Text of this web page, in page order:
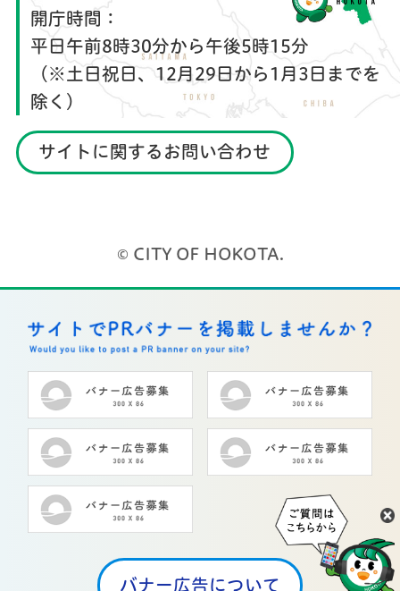
開庁時間：
平日午前8時30分から午後5時15分
（※土日祝日、12月29日から1月3日までを
除く）
サイトに関するお問い合わせ
© CITY OF HOKOTA.
バナー広告について